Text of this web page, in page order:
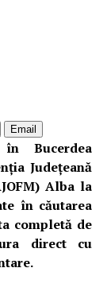
Email
Bucerdea
Județeană
Alba la
în căutarea
completă de
direct cu